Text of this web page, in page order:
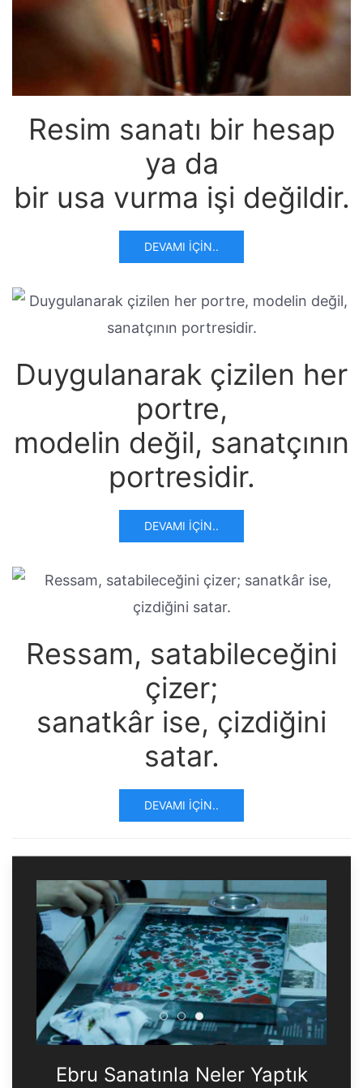
Resim sanatı bir hesap
ya da
bir usa vurma işi değildir.
DEVAMI İÇIN..
Duygulanarak çizilen her
portre,
modelin değil, sanatçının
portresidir.
DEVAMI İÇIN..
Ressam, satabileceğini
çizer;
sanatkâr ise, çizdiğini
satar.
DEVAMI İÇIN..
Ebru Sanatınla Neler Yaptık
Ebru Sanatınla Neler
Ebru Sanatınla Neler
Ebru Sanatınla Neler Yaptık